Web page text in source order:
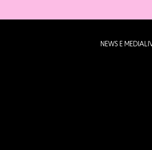
NEWS E MEDIA